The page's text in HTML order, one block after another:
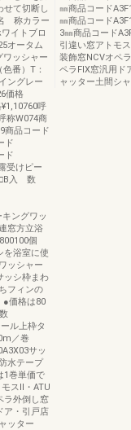
せて切断し
称カラー
イトブロ
オータム
ワッシャー
番）T：
ングレー
価格
呼
称W074商
商品コード
ド
ド
受けピー
入 数
ングワッ
窓方立浴
個
浴室に使
ッシャー
ッシ枠まわ
フィンの
●価格は80
ル上枠タ
／巻
サッ
水テープ
1巻単価で
スⅡ・ATU
ラ外倒し窓
ア・引戸店
ッター
㎜商品コード
㎜商品コード
3㎜商品コード
引違い窓アトモ
装飾窓NCVオペ
ペラFIX窓汎用ド
ャッター土間シ